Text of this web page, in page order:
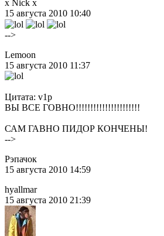
x Nick x
15 августа 2010 10:40
-->
Lemoon
15 августа 2010 11:37
Цитата: v1p
ВЫ ВСЕ ГОВНО!!!!!!!!!!!!!!!!!!!!!!
САМ ГАВНО ПИДОР КОНЧЕНЫ!
-->
Рэпачок
15 августа 2010 14:59
hyallmar
15 августа 2010 21:39